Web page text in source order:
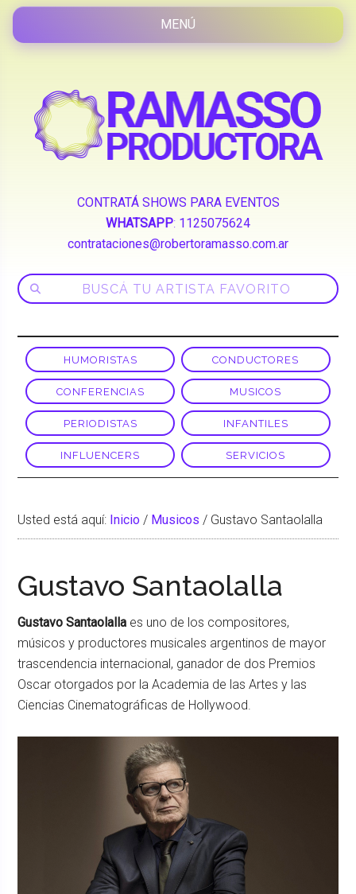
CONTRATÁ SHOWS PARA EVENTOS
WHATSAPP: 1125075624
contrataciones@robertoramasso.com.ar
HUMORISTAS CONDUCTORES
CONFERENCIAS MUSICOS
PERIODISTAS INFANTILES
INFLUENCERS SERVICIOS
Usted está aquí: Inicio / Musicos / Gustavo Santaolalla
Gustavo Santaolalla
Gustavo Santaolalla es uno de los compositores,
músicos y productores musicales argentinos de mayor
trascendencia internacional, ganador de dos Premios
Oscar otorgados por la Academia de las Artes y las
Ciencias Cinematográficas de Hollywood.